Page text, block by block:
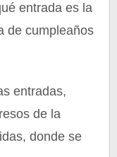
entrada es la
de cumpleaños
entradas,
de la
donde se